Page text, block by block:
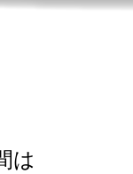
は